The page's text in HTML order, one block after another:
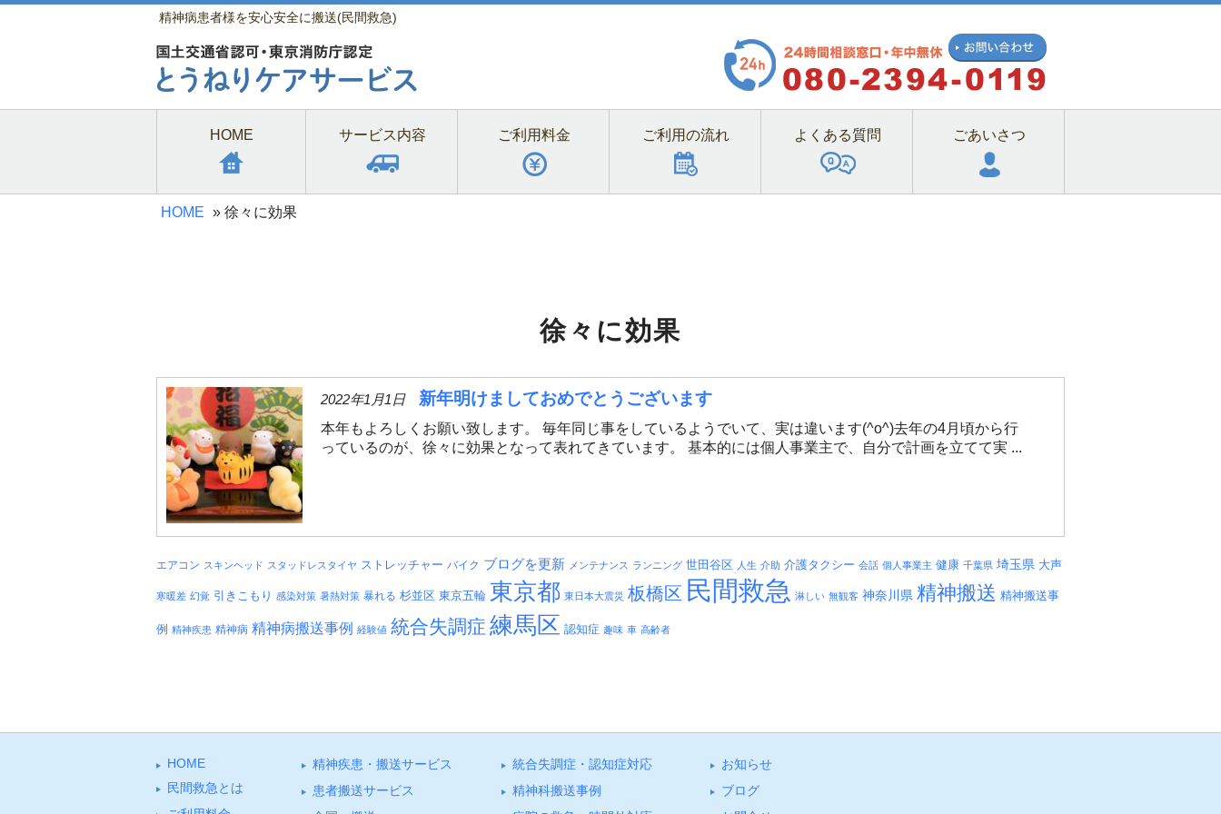
精神病患者様を安心安全に搬送(民間救急)
HOME サービス内容 ご利用料金 ご利用の流れ よくある質問 ごあいさつ
HOME » 徐々に効果
徐々に効果
2022年1月1日 新年明けましておめでとうございます
本年もよろしくお願い致します。 毎年同じ事をしているようでいて、実は違います(^o^)去年の4月頃から行
っているのが、徐々に効果となって表れてきています。 基本的には個人事業主で、自分で計画を立てて実 ...
エアコン スキンヘッド スタッドレスタイヤ ストレッチャー バイク ブログを更新 メンテナンス ランニング 世田谷区 人生 介助 介護タクシー 会話 個人事業主 健康 千葉県 埼玉県 大声
寒暖差 幻覚 引きこもり 感染対策 暑熱対策 暴れる 杉並区 東京五輪 東京都 東日本大震災 板橋区 民間救急 淋しい 無観客 神奈川県 精神搬送 精神搬送事
例 精神疾患 精神病 精神病搬送事例 経験値 統合失調症 練馬区 認知症 趣味 車 高齢者
HOME
⺠間救急とは
精神疾患・搬送サービス
患者搬送サービス
統合失調症・認知症対応
精神科搬送事例
お知らせ
ブログ